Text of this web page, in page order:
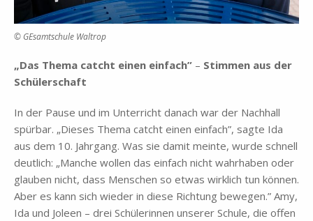
© GE­samt­schu­le Wal­trop
„Das The­ma catcht ei­nen ein­fach” – Stim­men aus der
Schü­ler­schaft
In der Pau­se und im Un­ter­richt da­nach war der Nach­hall
spür­bar. „Die­ses The­ma catcht ei­nen ein­fach”, sag­te Ida
aus dem 10. Jahr­gang. Was sie da­mit mein­te, wur­de schnell
deut­lich: „Man­che wol­len das ein­fach nicht wahr­ha­ben oder
glau­ben nicht, dass Men­schen so et­was wirk­lich tun kön­nen.
Aber es kann sich wie­der in die­se Rich­tung be­we­gen.” Amy,
Ida und Jo­leen – drei Schü­le­rin­nen un­se­rer Schu­le, die of­fen